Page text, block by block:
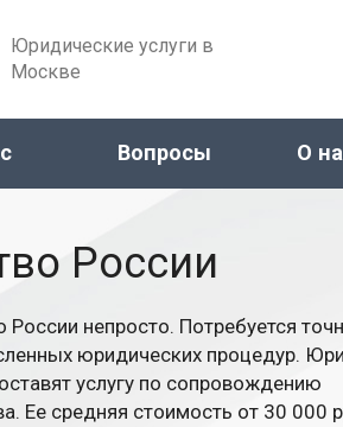
Юридические услуги в
Москве
Вопросы О
России
России непросто. Потребуется
юридических процедур.
услугу по сопровождению
Ее средняя стоимость от 30 000